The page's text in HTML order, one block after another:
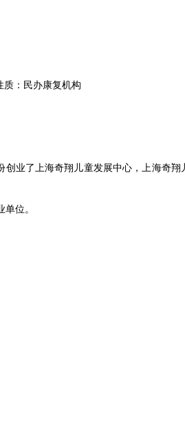
：民办康复机构
业了上海奇翔儿童发展中心，上海奇翔
位。